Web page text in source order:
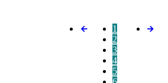
1
2
3
4
5